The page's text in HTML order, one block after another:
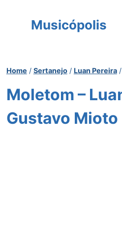
Musicópolis
Home / Sertanejo / Luan Pereira /
Moletom –
Gustavo Mioto